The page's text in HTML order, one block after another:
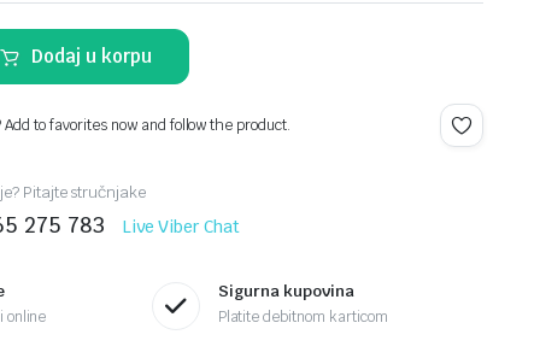
Dodaj u korpu
to favorites now and follow the product.
Pitajte stručnjake
275 783 Live Viber Chat
online
Sigurna kupovina
Platite debitnom karticom